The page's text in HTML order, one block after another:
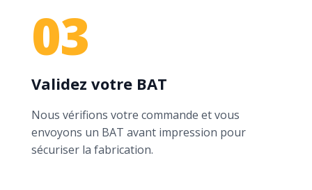
03
Validez votre BAT
Nous vérifions votre commande et vous
envoyons un BAT avant impression pour
sécuriser la fabrication.